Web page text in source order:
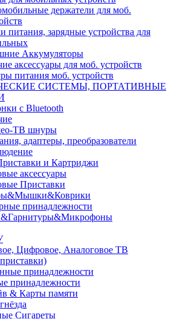
держатели для моб.
питания, зарядные устройства для
Аккумуляторы
аксессуары для моб. устройств
питания моб. устройств
СИСТЕМЫ, ПОРТАТИВНЫЕ
с Bluetooth
ТВ шнуры
адаптеры, преобразователи
и Картриджи
аксессуары
Приставки
принадлежности
Цифровое, Аналоговое ТВ
принадлежности
принадлежности
& Карты памяти
Сигареты